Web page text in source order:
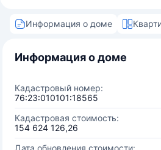
Информация о доме
Информация о доме
Кадастровый номер:
76:23:010101:18565
Кадастровая стоимость:
154 624 126,26
Дата обновления стоимости: